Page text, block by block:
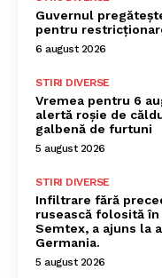
Guvernul
pentru
6 august 2026
STIRI DIVERSE
Vremea pentru 6
alertă roșie de
galbenă de furtuni
5 august 2026
STIRI DIVERSE
Infiltrare fără
rusească folosită
Semtex, a ajuns la
Germania.
5 august 2026